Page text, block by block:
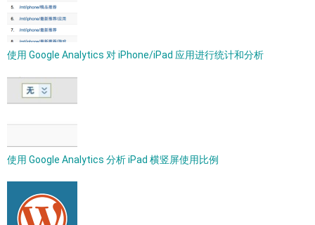
使用 Google Analytics 对 iPhone/iPad 应用进行统计和分析
使用 Google Analytics 分析 iPad 横竖屏使用比例